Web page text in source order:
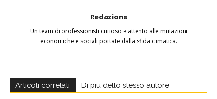
Redazione
Un team di professionisti curioso e attento alle mutazioni
economiche e sociali portate dalla sfida climatica.
Articoli correlati Di più dello stesso autore